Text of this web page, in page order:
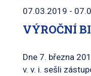
07.03.2019 -
VÝROČNÍ
Dne 7. března
v. v. i. sešli